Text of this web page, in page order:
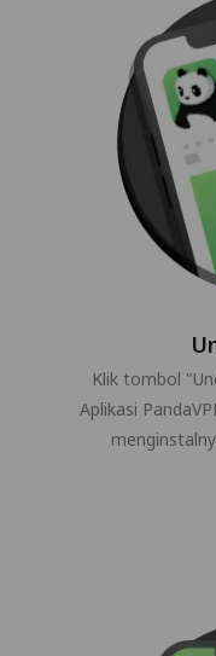
Klik tombol
Aplikasi